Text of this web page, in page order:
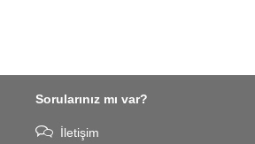
Sorularınız mı var?
İletişim